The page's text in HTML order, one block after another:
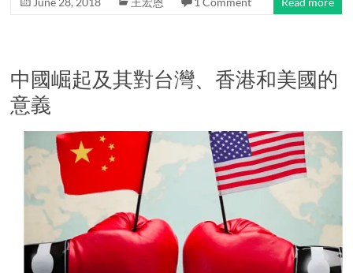
中國崛起及其對台灣、香港和美國的
意義